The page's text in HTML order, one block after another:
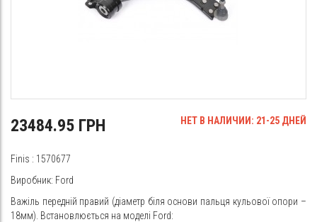
23484.95 ГРН НЕТ В НАЛИЧИИ: 21-25 ДНЕЙ
Finis : 1570677
Виробник: Ford
Важіль передній правий (діаметр біля основи пальця кульової опори –
18мм). Встановлюється на моделі Ford: